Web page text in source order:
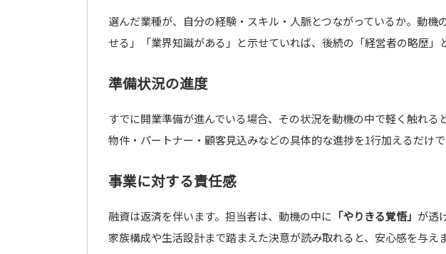
選んだ業種が、自分の経験・スキル・人脈とつながっているか。動機
せる」「業界知識がある」と示せていれば、後続の「経営者の略歴」
準備状況の進度
すでに開業準備が進んでいる場合、その状況を動機の中で軽く触れる
物件・パートナー・顧客見込みなどの具体的な進捗を1行加えるだけで
事業に対する責任感
融資は返済を伴います。担当者は、動機の中に 「やりきる覚悟」 が透
家族構成や生活設計まで踏まえた決意が読み取れると、安心感を与えま